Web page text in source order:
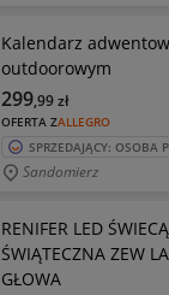
Kalendarz
outdoorowym
OFERTA ZALLEGRO
299,99zł
SPRZEDAJĄCY: OSOBA
Sandomierz
RENIFER LED
ŚWIĄTECZNA ZEW
GŁOWA